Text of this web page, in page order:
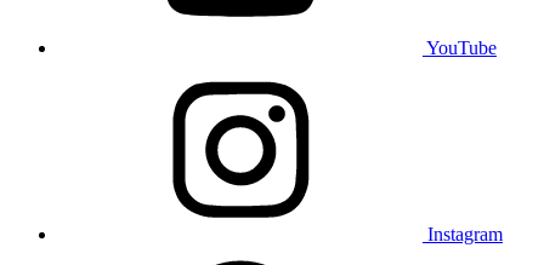
YouTube
Instagram